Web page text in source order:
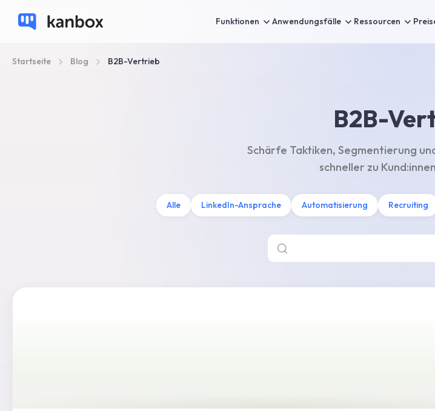
Funktionen Anwendungsfälle Ressourcen
Startseite Blog B2B-Vertrieb
B2B-
Schärfe Taktiken, Segmentierung
schneller zu
Alle LinkedIn-Ansprache Automatisierung Recruiting